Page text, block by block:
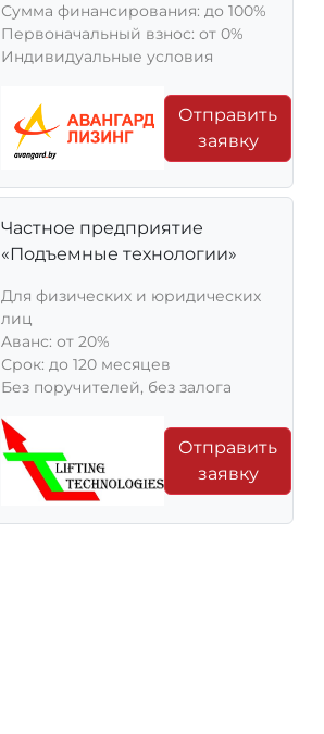
Сумма финансирования: до 100%
Первоначальный взнос: от 0%
Индивидуальные условия
Отправить
заявку
Частное предприятие
«Подъемные технологии»
Для физических и юридических
лиц
Aванс: от 20%
Срок: до 120 месяцев
Без поручителей, без залога
Отправить
заявку